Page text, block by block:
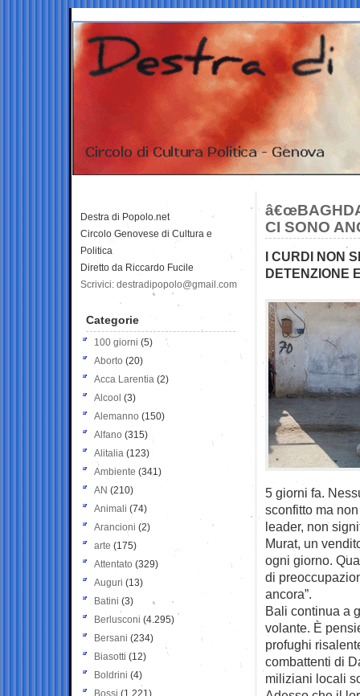
CI SONO
I CURDI NON
DETENZIONE
5 giorni fa.
sconfitto ma
leader, non
Murat, un
ogni giorno.
di
ancora”.
Bali continua a
volante. È
profughi
combattenti di
miliziani locali
Destra di Popolo.net
Circolo Genovese di Cultura e
Politica
Diretto da Riccardo Fucile
Scrivici: destradipopolo@gmail.com
Categorie
100 giorni (5)
Aborto (20)
Acca Larentia (2)
Alcool (3)
Alemanno (150)
Alfano (315)
Alitalia (123)
Ambiente (341)
AN (210)
Animali (74)
Arancioni (2)
arte (175)
Attentato (329)
Auguri (13)
Batini (3)
Berlusconi (4.295)
Bersani (234)
Biasotti (12)
Boldrini (4)
Bossi (1.221)